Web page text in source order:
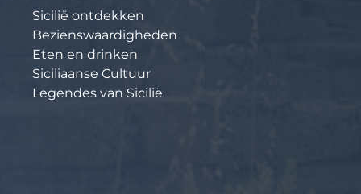
Sicilië ontdekken
Bezienswaardigheden
Eten en drinken
Siciliaanse Cultuur
Legendes van Sicilië